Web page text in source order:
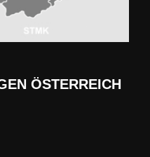
ÖSTERREICH